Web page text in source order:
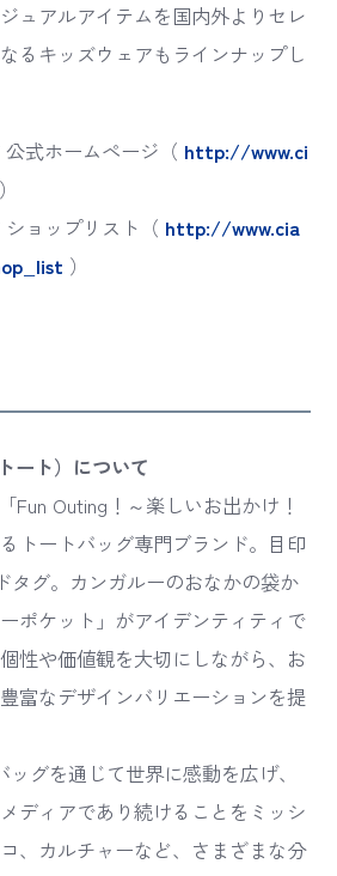
ュアルアイテムを国内外よりセレ
るキッズウェアもラインナップし
式ホームページ（ http://www.ci
）
ョップリスト（ http://www.cia
）
ート）について
Fun Outing！～楽しいお出かけ！
トートバッグ専門ブランド。目印
タグ。カンガルーのおなかの袋か
ポケット」がアイデンティティで
性や価値観を大切にしながら、お
富なデザインバリエーションを提
ッグを通じて世界に感動を広げ、
ディアであり続けることをミッシ
、カルチャーなど、さまざまな分